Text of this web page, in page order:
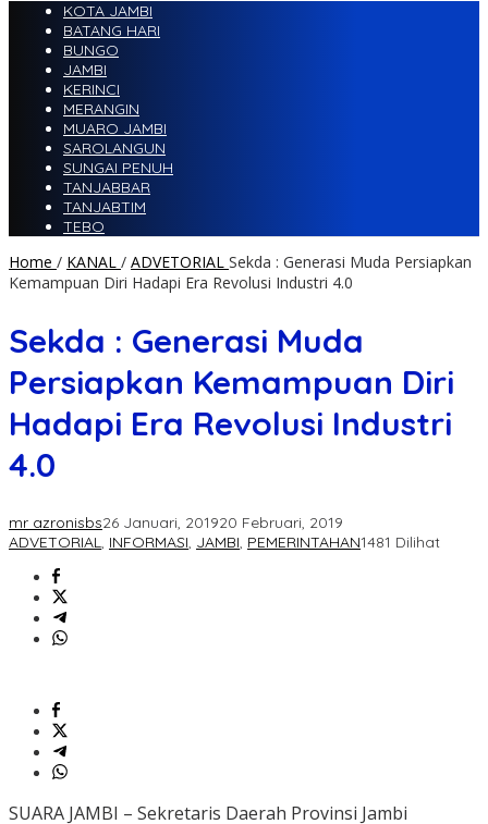
KOTA JAMBI
BATANG HARI
BUNGO
JAMBI
KERINCI
MERANGIN
MUARO JAMBI
SAROLANGUN
SUNGAI PENUH
TANJABBAR
TANJABTIM
TEBO
Home / KANAL / ADVETORIAL Sekda : Generasi Muda Persiapkan
Kemampuan Diri Hadapi Era Revolusi Industri 4.0
Sekda : Generasi Muda
Persiapkan Kemampuan Diri
Hadapi Era Revolusi Industri
4.0
mr azronisbs26 Januari, 201920 Februari, 2019
ADVETORIAL, INFORMASI, JAMBI, PEMERINTAHAN1481 Dilihat
SUARA JAMBI – Sekretaris Daerah Provinsi Jambi